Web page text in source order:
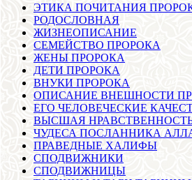
ЭТИКА ПОЧИТАНИЯ
РОДОСЛОВНАЯ
ЖИЗНЕОПИСАНИЕ
СЕМЕЙСТВО ПРОРОКА
ЖЕНЫ ПРОРОКА
ДЕТИ ПРОРОКА
ВНУКИ ПРОРОКА
ОПИСАНИЕ ВНЕШНОСТИ
ЕГО ЧЕЛОВЕЧЕСКИЕ
ВЫСШАЯ
ЧУДЕСА ПОСЛАННИКА
ПРАВЕДНЫЕ ХАЛИФЫ
СПОДВИЖНИКИ
СПОДВИЖНИЦЫ